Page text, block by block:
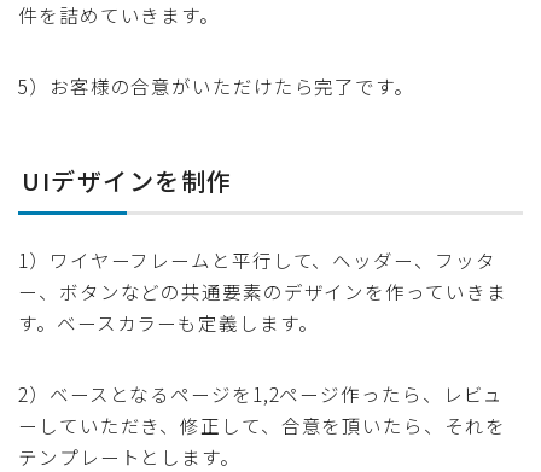
件を詰めていきます。
5）お客様の合意がいただけたら完了です。
UIデザインを制作
1）ワイヤーフレームと平行して、ヘッダー、フッタ
ー、ボタンなどの共通要素のデザインを作っていきま
す。ベースカラーも定義します。
2）ベースとなるページを1,2ページ作ったら、レビュ
ーしていただき、修正して、合意を頂いたら、それを
テンプレートとします。